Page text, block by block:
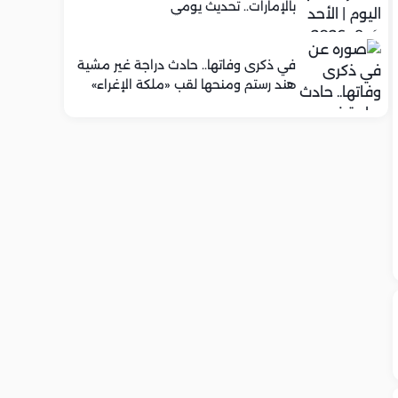
بالإمارات.. تحديث يومي
في ذكرى وفاتها.. حادث دراجة غير مشية
هند رستم ومنحها لقب «ملكة الإغراء»